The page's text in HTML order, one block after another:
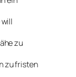
zu
zu fristen